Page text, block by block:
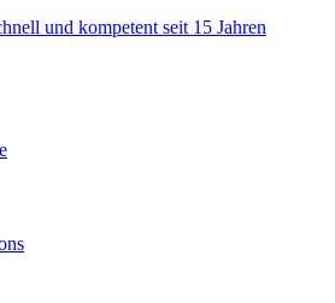
und kompetent seit 15 Jahren